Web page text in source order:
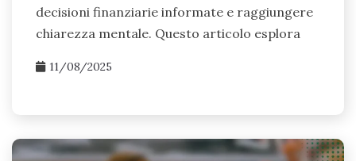
decisioni finanziarie informate e raggiungere
chiarezza mentale. Questo articolo esplora
11/08/2025